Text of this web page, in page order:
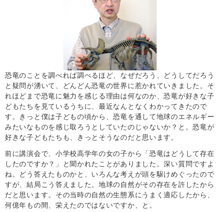
恐竜のことを調べれば調べるほど、なぜだろう、どうしてだろう
と疑問が湧いて、どんどん恐竜の世界に惹かれていきました。そ
れほどまで恐竜に魅力を感じる理由は何なのか、恐竜が好きな子
どもたちを見ているうちに、最近なんとなくわかってきたので
す。きっと僕は子どもの頃から、恐竜を通して地球のエネルギー
みたいなものを感じ取ろうとしていたのじゃないか？と。恐竜が
好きな子どもたちも、きっとそうなのだと思います。
前に講演会で、小学校高学年の女の子から「恐竜はどうして存在
したのですか？」と聞かれたことがありました。深い質問ですよ
ね。どう答えたものかと、いろんな考えが頭を駆けめぐったので
すが、結局こう答えました。地球の自然がその存在を許したから
だと思います。その当時の自然の生態系にうまく適応したから、
何億年もの間、栄えたのではないですか、と。